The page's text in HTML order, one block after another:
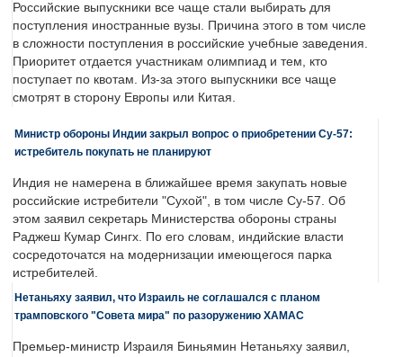
Российские выпускники все чаще стали выбирать для
поступления иностранные вузы. Причина этого в том числе
в сложности поступления в российские учебные заведения.
Приоритет отдается участникам олимпиад и тем, кто
поступает по квотам. Из-за этого выпускники все чаще
смотрят в сторону Европы или Китая.
Министр обороны Индии закрыл вопрос о приобретении Су-57:
истребитель покупать не планируют
Индия не намерена в ближайшее время закупать новые
российские истребители "Сухой", в том числе Су-57. Об
этом заявил секретарь Министерства обороны страны
Раджеш Кумар Сингх. По его словам, индийские власти
сосредоточатся на модернизации имеющегося парка
истребителей.
Нетаньяху заявил, что Израиль не соглашался с планом
трамповского "Совета мира" по разоружению ХАМАС
Премьер-министр Израиля Биньямин Нетаньяху заявил,